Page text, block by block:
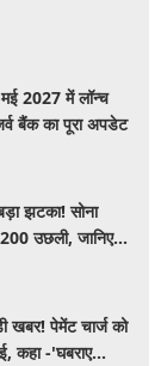
2027 में लॉन्च
बैंक का पूरा अपडेट
झटका! सोना
उछली, जानिए
खबर! पेमेंट चार्ज को
कहा -'घबराए